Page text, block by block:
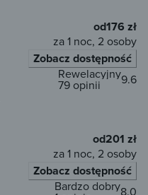
od176 zł
za 1 noc, 2 osoby
Zobacz dostępność
9.6
Rewelacyjny
79 opinii
od201 zł
za 1 noc, 2 osoby
Zobacz dostępność
8.0
Bardzo dobry